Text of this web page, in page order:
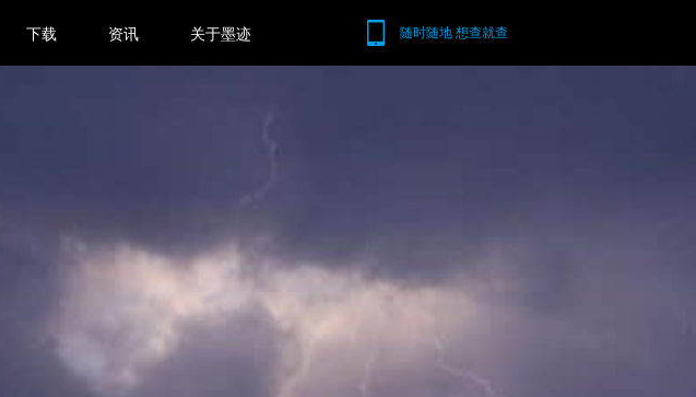
随时随地 想查就查
下载 资讯 关于墨迹